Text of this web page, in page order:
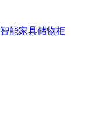
智能家具储物柜